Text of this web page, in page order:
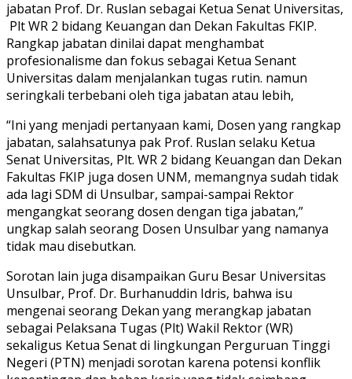
jabatan Prof. Dr. Ruslan sebagai Ketua Senat Universitas,
Plt WR 2 bidang Keuangan dan Dekan Fakultas FKIP.
Rangkap jabatan dinilai dapat menghambat
profesionalisme dan fokus sebagai Ketua Senant
Universitas dalam menjalankan tugas rutin. namun
seringkali terbebani oleh tiga jabatan atau lebih,
“Ini yang menjadi pertanyaan kami, Dosen yang rangkap
jabatan, salahsatunya pak Prof. Ruslan selaku Ketua
Senat Universitas, Plt. WR 2 bidang Keuangan dan Dekan
Fakultas FKIP juga dosen UNM, memangnya sudah tidak
ada lagi SDM di Unsulbar, sampai-sampai Rektor
mengangkat seorang dosen dengan tiga jabatan,”
ungkap salah seorang Dosen Unsulbar yang namanya
tidak mau disebutkan.
Sorotan lain juga disampaikan Guru Besar Universitas
Unsulbar, Prof. Dr. Burhanuddin Idris, bahwa isu
mengenai seorang Dekan yang merangkap jabatan
sebagai Pelaksana Tugas (Plt) Wakil Rektor (WR)
sekaligus Ketua Senat di lingkungan Perguruan Tinggi
Negeri (PTN) menjadi sorotan karena potensi konflik